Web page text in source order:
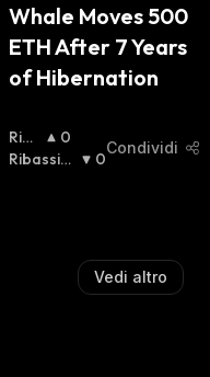
Whale Moves 500
ETH After 7 Years
of Hibernation
Rial
Zist
0
Ribassist
0
Condividi
Vedi altro